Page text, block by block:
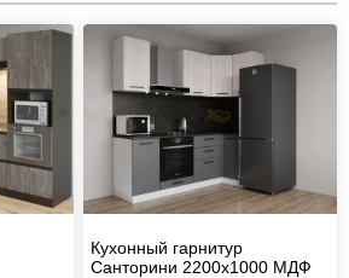
Кухонный гарнитур
Санторини 2200х1000 МДФ